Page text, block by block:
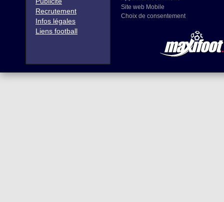
Recrutement
Infos légales
Liens football
Site web Mobile
Choix de consentement